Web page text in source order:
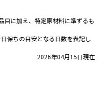
に加え、特定原材料に準ずるも
保ちの目安となる日数を表記し
2026年04月15日現在